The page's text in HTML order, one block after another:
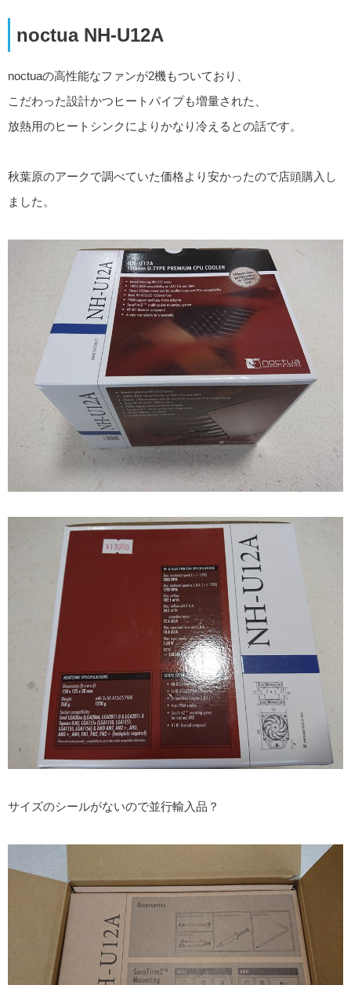
noctua NH-U12A
noctuaの高性能なファンが2機もついており、
こだわった設計かつヒートパイプも増量された、
放熱用のヒートシンクによりかなり冷えるとの話です。
秋葉原のアークで調べていた価格より安かったので店頭購入し
ました。
サイズのシールがないので並行輸入品？